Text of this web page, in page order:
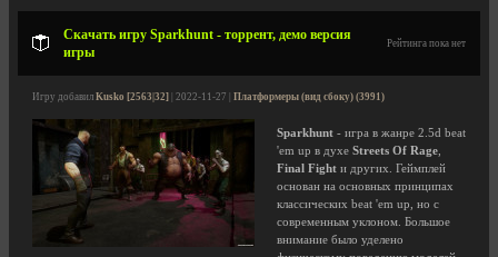
Скачать игру Sparkhunt - торрент, демо версия
игры
Рейтинга пока нет
Игру добавил Kusko [2563|32] | 2022-11-27 | Платформеры (вид сбоку) (3991)
Sparkhunt - игра в жанре 2.5d beat
'em up в духе Streets Of Rage
Final Fight и других. Геймплей
основан на основных принципах
классических beat 'em up, но с
современным уклоном. Большое
внимание было уделено